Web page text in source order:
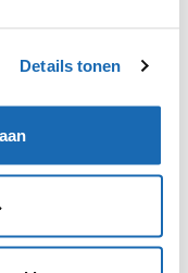
Details tonen
pyjamasets en